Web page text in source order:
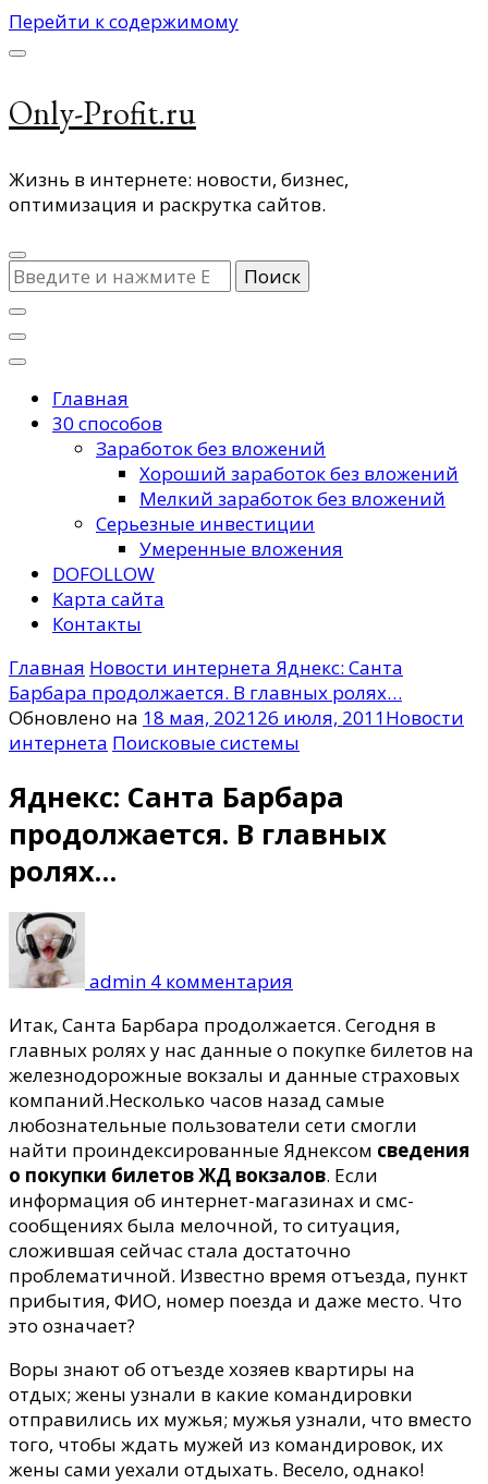
Перейти к содержимому
Only-Profit.ru
Жизнь в интернете: новости, бизнес,
оптимизация и раскрутка сайтов.
Ищите
что-
то?
Главная
30 способов
Заработок без вложений
Хороший заработок без вложений
Мелкий заработок без вложений
Серьезные инвестиции
Умеренные вложения
DOFOLLOW
Карта сайта
Контакты
Главная Новости интернета Яднекс: Санта
Барбара продолжается. В главных ролях…
Обновлено на 18 мая, 202126 июля, 2011Новости
интернета Поисковые системы
Яднекс: Санта Барбара
продолжается. В главных
ролях…
admin 4 комментария
Санта
Барбара
продолжается.
В
главных
ролях…
Итак, Санта Барбара продолжается. Сегодня в
главных ролях у нас данные о покупке билетов на
железнодорожные вокзалы и данные страховых
компаний.Несколько часов назад самые
любознательные пользователи сети смогли
найти проиндексированные Яднексом сведения
о покупки билетов ЖД вокзалов. Если
информация об интернет-магазинах и смс-
сообщениях была мелочной, то ситуация,
сложившая сейчас стала достаточно
проблематичной. Известно время отъезда, пункт
прибытия, ФИО, номер поезда и даже место. Что
это означает?
Воры знают об отъезде хозяев квартиры на
отдых; жены узнали в какие командировки
отправились их мужья; мужья узнали, что вместо
того, чтобы ждать мужей из командировок, их
жены сами уехали отдыхать. Весело, однако!